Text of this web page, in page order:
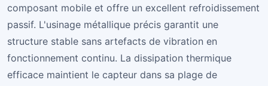
composant mobile et offre un excellent refroidissement
passif. L'usinage métallique précis garantit une
structure stable sans artefacts de vibration en
fonctionnement continu. La dissipation thermique
efficace maintient le capteur dans sa plage de